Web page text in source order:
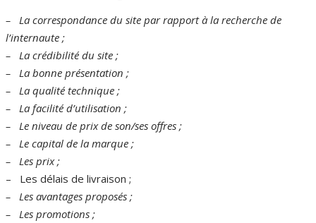
– La correspondance du site par rapport à la recherche de
l’internaute ;
– La crédibilité du site ;
– La bonne présentation ;
– La qualité technique ;
– La facilité d’utilisation ;
– Le niveau de prix de son/ses offres ;
– Le capital de la marque ;
– Les prix ;
– Les délais de livraison ;
– Les avantages proposés ;
– Les promotions ;